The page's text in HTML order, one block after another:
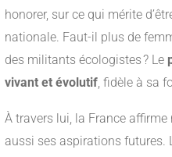
honorer, sur ce qui mérite
nationale. Faut-il plus de
des militants écologistes ? Le
vivant et évolutif, fidèle à sa
À travers lui, la France
aussi ses aspirations futures.